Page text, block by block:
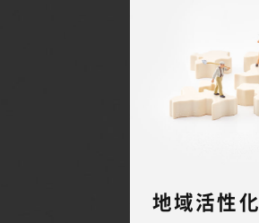
地域活性化